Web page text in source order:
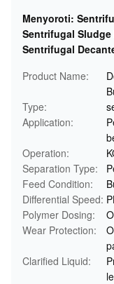
Menyoroti:
Sentrifugal
Sentrifugal
Product Name:
Type:
Application:
Operation:
Separation Type:
Feed Condition:
Differential Speed:
Polymer Dosing:
Wear Protection:
Clarified Liquid: